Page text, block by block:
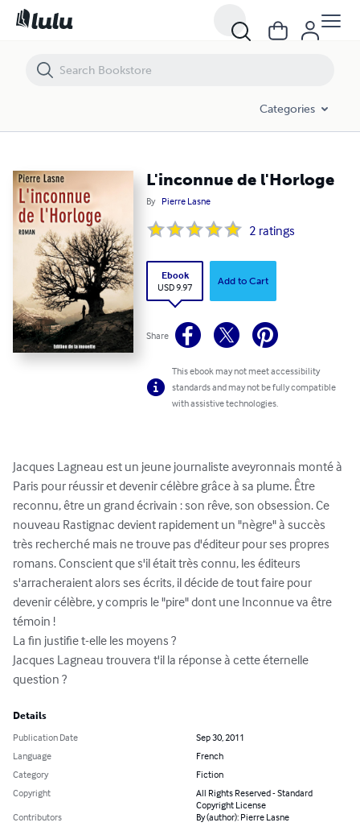
Categories
L'inconnue de l'Horloge
By Pierre Lasne
2 ratings
Ebook
USD 9.97
Add to Cart
Share
This ebook may not meet accessibility
standards and may not be fully compatible
with assistive technologies.
Jacques Lagneau est un jeune journaliste aveyronnais monté à
Paris pour réussir et devenir célèbre grâce à sa plume. Être
reconnu, être un grand écrivain : son rêve, son obsession. Ce
nouveau Rastignac devient rapidement un "nègre" à succès
très recherché mais ne trouve pas d'éditeur pour ses propres
romans. Conscient que s'il était très connu, les éditeurs
s'arracheraient alors ses écrits, il décide de tout faire pour
devenir célèbre, y compris le "pire" dont une Inconnue va être
témoin !
La fin justifie t-elle les moyens ?
Jacques Lagneau trouvera t'il la réponse à cette éternelle
question ?
Details
Publication Date
Sep 30, 2011
Language
French
Category
Fiction
Copyright
All Rights Reserved - Standard
Copyright License
Contributors
By (author): Pierre Lasne
L'inconnue de l'Horloge